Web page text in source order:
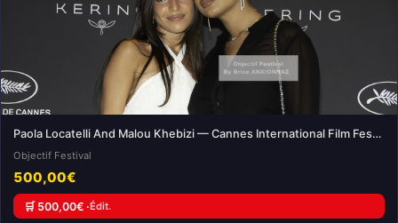
Paola Locatelli And Malou Khebizi — Cannes International Film Festival
Objectif Festival
500,00€
🛒 500,00€ ·Édit.